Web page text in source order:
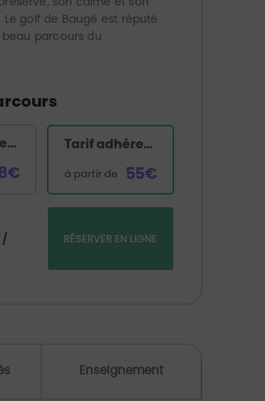
golf de Baugé est réputé
parcours du
Tarif du green-fee Tarif adhérent Golfy
à partir de 55€
/
RÉSERVER EN LIGNE
Enseignement